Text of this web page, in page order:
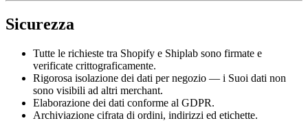
Sicurezza
Tutte le richieste tra Shopify e Shiplab sono firmate e
verificate crittograficamente.
Rigorosa isolazione dei dati per negozio — i Suoi dati non
sono visibili ad altri merchant.
Elaborazione dei dati conforme al GDPR.
Archiviazione cifrata di ordini, indirizzi ed etichette.